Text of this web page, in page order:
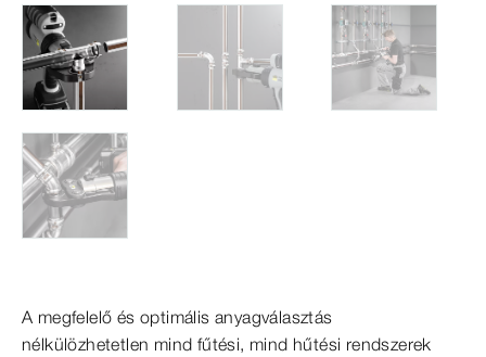
A megfelelő és optimális anyagválasztás
nélkülözhetetlen mind fűtési, mind hűtési rendszerek